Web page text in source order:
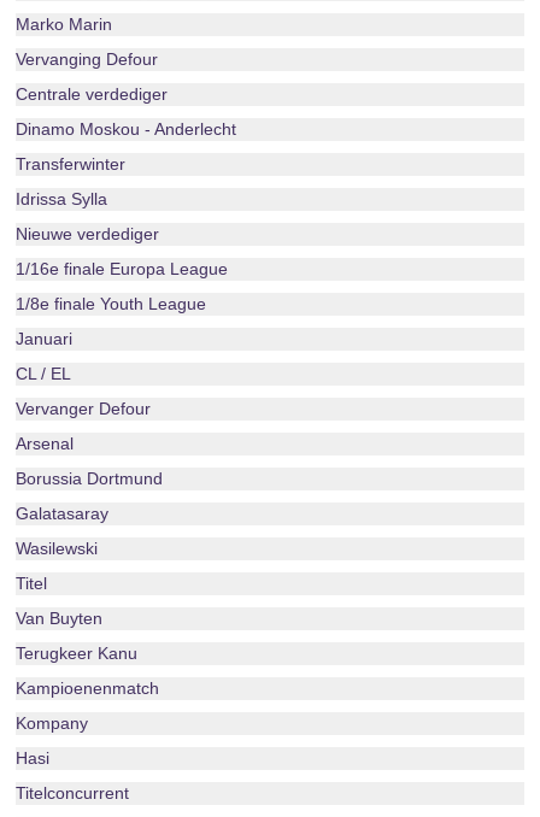
Marko Marin
Vervanging Defour
Centrale verdediger
Dinamo Moskou - Anderlecht
Transferwinter
Idrissa Sylla
Nieuwe verdediger
1/16e finale Europa League
1/8e finale Youth League
Januari
CL / EL
Vervanger Defour
Arsenal
Borussia Dortmund
Galatasaray
Wasilewski
Titel
Van Buyten
Terugkeer Kanu
Kampioenenmatch
Kompany
Hasi
Titelconcurrent